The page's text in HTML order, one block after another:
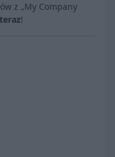
z „My Company
!